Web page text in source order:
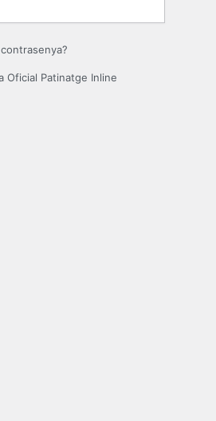
Oficial Patinatge Inline